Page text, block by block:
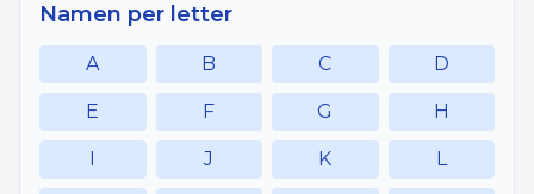
Namen per letter
A B C D
E F G H
I J K L